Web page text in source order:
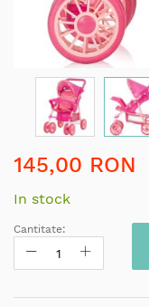
to
beginning
of
images
145,00 RON
In stock
Cantitate: